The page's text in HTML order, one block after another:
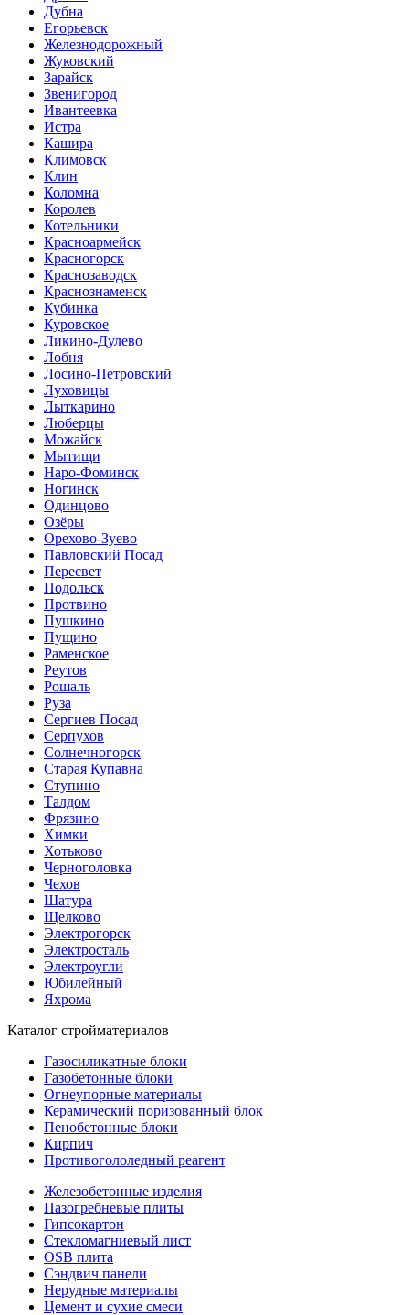
Дубна
Егорьевск
Железнодорожный
Жуковский
Зарайск
Звенигород
Ивантеевка
Истра
Кашира
Климовск
Клин
Коломна
Королев
Котельники
Красноармейск
Красногорск
Краснозаводск
Краснознаменск
Кубинка
Куровское
Ликино-Дулево
Лобня
Лосино-Петровский
Луховицы
Лыткарино
Люберцы
Можайск
Мытищи
Наро-Фоминск
Ногинск
Одинцово
Озёры
Орехово-Зуево
Павловский Посад
Пересвет
Подольск
Протвино
Пушкино
Пущино
Раменское
Реутов
Рошаль
Руза
Сергиев Посад
Серпухов
Солнечногорск
Старая Купавна
Ступино
Талдом
Фрязино
Химки
Хотьково
Черноголовка
Чехов
Шатура
Щелково
Электрогорск
Электросталь
Электроугли
Юбилейный
Яхрома
Каталог стройматериалов
Газосиликатные блоки
Газобетонные блоки
Огнеупорные материалы
Керамический поризованный блок
Пенобетонные блоки
Кирпич
Противогололедный реагент
Железобетонные изделия
Пазогребневые плиты
Гипсокартон
Стекломагниевый лист
OSB плита
Сэндвич панели
Нерудные материалы
Цемент и сухие смеси